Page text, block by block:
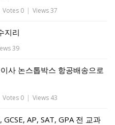
Votes 0 | Views 37
지리
39
사 논스톱박스 항공배송으로
Votes 0 | Views 43
AP, SAT, GPA 전 교과